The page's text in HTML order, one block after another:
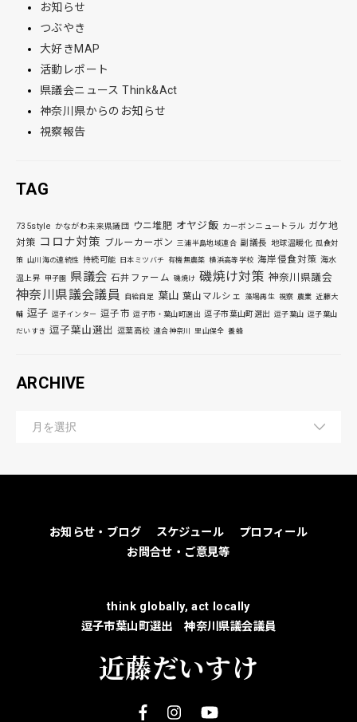
お知らせ
つぶやき
大好きMAP
活動レポート
県議会ニュース Think&Act
神奈川県からのお知らせ
視察報告
TAG
735style かながわ未来県議団 ウニ堆肥 オヤジ飯 カーボンニュートラル ガケ地
対策 コロナ対策 ブルーカーボン 三浦半島地域連合 副議長 地球温暖化 孤食対
策 山川海の連続性 持続可能 日本ミツバチ 有機無農薬 横浜高等学校 海岸侵食対策 海水
温上昇 甲子園 県議会 石井ファーム 磯焼け 磯焼け対策 神奈川県議会
神奈川県議会議員 自給自足 葉山 葉山マルシェ 藻場再生 視察 農業 近藤大
輔 逗子 逗子インター 逗子市 逗子市・葉山町選出 逗子市葉山町選出 逗子葉山 逗子葉山
だいすき 逗子葉山選出 逗葉高校 連合神奈川 里山保全 養蜂
ARCHIVE
お知らせ・ブログ スケジュール
プロフィール
お問合せ・ご意見等
think globally, act locally
逗子市葉山町選出 神奈川県議会議員
近藤だいすけ